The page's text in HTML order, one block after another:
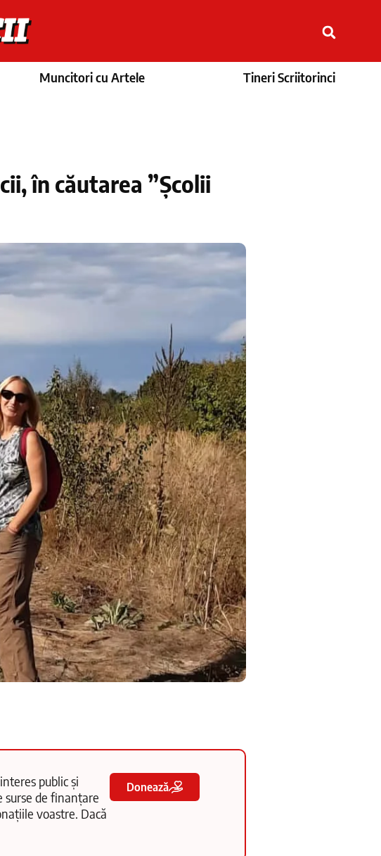
Muncitori cu Artele Tineri Scriitorinci
în căutarea ”Școlii
public și
surse de finanțare
voastre. Dacă
Donează